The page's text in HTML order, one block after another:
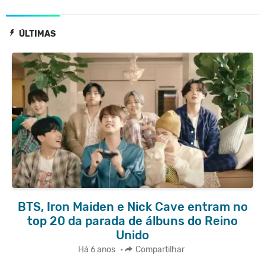
ÚLTIMAS
BTS, Iron Maiden e Nick Cave entram no
top 20 da parada de álbuns do Reino
Unido
Há 6 anos • Compartilhar